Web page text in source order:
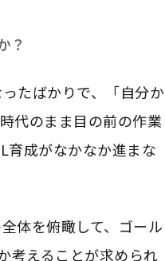
？
たばかりで、「自分か
代のまま目の前の作業
育成がなかなか進まな
体を俯瞰して、ゴール
考えることが求められ